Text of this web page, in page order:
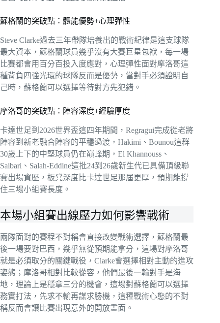
蘇格蘭的突破點：體能優勢+心理彈性
Steve Clarke過去三年帶隊培養出的戰術紀律是這支球隊
最大資本，蘇格蘭球員幾乎沒有大賽巨星包袱，每一場
比賽都會用百分百投入度應對，心理彈性面對摩洛哥這
種背負四強光環的球隊反而是優勢，當對手必須證明自
己時，蘇格蘭可以選擇等待對方先犯錯。
摩洛哥的突破點：陣容深度+經驗厚度
卡達世足到2026世界盃這四年期間，Regragui完成從老將
陣容到新老融合陣容的平穩過渡，Hakimi、Bounou這群
30歲上下的中堅球員仍在巔峰期，El Khannouss、
Saibari、Salah-Eddine這批24到26歲新生代已具備頂級聯
賽出場資歷，板凳深度比卡達世足那屆更厚，預期能撐
住三場小組賽長度。
本場小組賽出線壓力如何影響戰術
兩隊面對的賽程不對稱會直接改變戰術選擇，蘇格蘭最
後一場要對巴西，幾乎無從預期能拿分，這場對摩洛哥
就是必須取分的關鍵戰役，Clarke會選擇相對主動的進攻
姿態；摩洛哥相對比較從容，他們最後一輪對手是海
地，理論上是穩拿三分的機會，這場對蘇格蘭可以選擇
務實打法，先求不輸再謀求勝機，這種戰術心態的不對
稱反而會讓比賽出現意外的開放畫面。